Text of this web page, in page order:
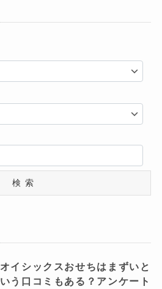
検索
オイシックスおせちはまずいと
いう口コミもある？アンケート